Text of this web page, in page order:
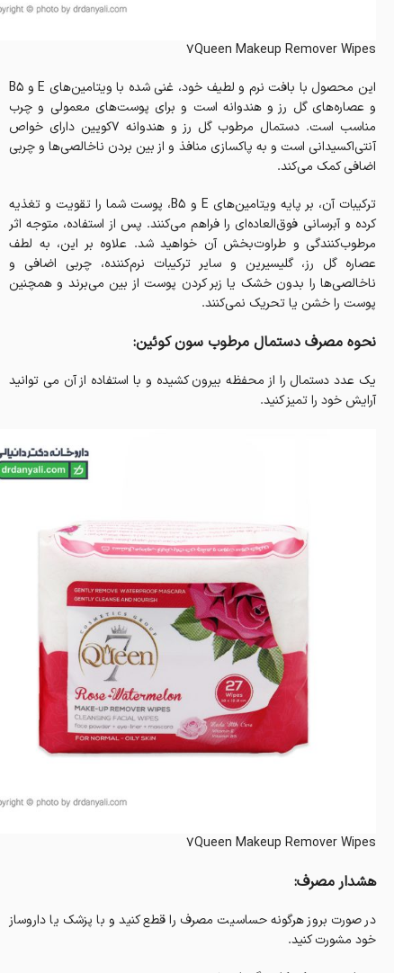
7Queen Makeup Remover Wipes
این محصول با بافت نرم و لطیف خود، غنی شده با ویتامین‌های E و B5
و عصاره‌های گل رز و هندوانه است و برای پوست‌های معمولی و چرب
مناسب است. دستمال مرطوب گل رز و هندوانه 7کویین دارای خواص
آنتی‌اکسیدانی است و به پاکسازی منافذ و از بین بردن ناخالصی‌ها و چربی
اضافی کمک می‌کند.
ترکیبات آن، بر پایه ویتامین‌های E و B5، پوست شما را تقویت و تغذیه
کرده و آبرسانی فوق‌العاده‌ای را فراهم می‌کنند. پس از استفاده، متوجه اثر
مرطوب‌کنندگی و طراوت‌بخش آن خواهید شد. علاوه بر این، به لطف
عصاره گل رز، گلیسیرین و سایر ترکیبات نرم‌کننده، چربی اضافی و
ناخالصی‌ها را بدون خشک یا زبر کردن پوست از بین می‌برند و همچنین
پوست را خشن یا تحریک نمی‌کنند.
نحوه مصرف دستمال مرطوب سون کوئین:
یک عدد دستمال را از محفظه بیرون کشیده و با استفاده از آن می توانید
آرایش خود را تمیز کنید.
7Queen Makeup Remover Wipes
هشدار مصرف:
در صورت بروز هرگونه حساسیت مصرف را قطع کنید و با پزشک یا داروساز
خود مشورت کنید.